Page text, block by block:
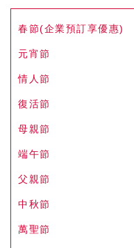
春節(企業預訂享優惠)
元宵節
情人節
復活節
母親節
端午節
父親節
中秋節
萬聖節